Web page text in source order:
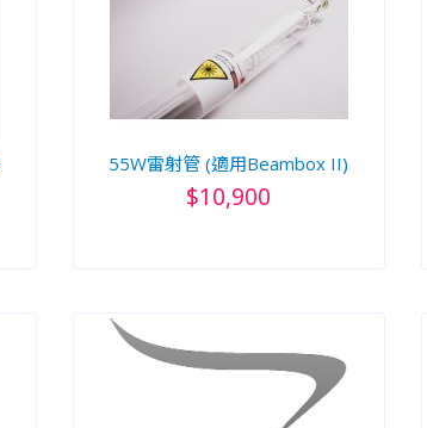
55W雷射管 (適用Beambox II)
$10,900